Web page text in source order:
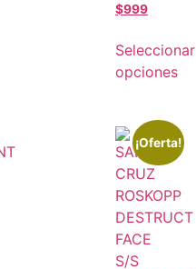
$999
Seleccionar
opciones
¡Oferta!